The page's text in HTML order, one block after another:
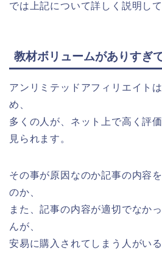
では上記について詳しく説明して
教材ボリュームがありすぎ
アンリミテッドアフィリエイト
め、
多くの人が、ネット上で高く評
見られます。
その事が原因なのか記事の内容
のか、
また、記事の内容が適切でなか
んが、
安易に購入されてしまう人がいる